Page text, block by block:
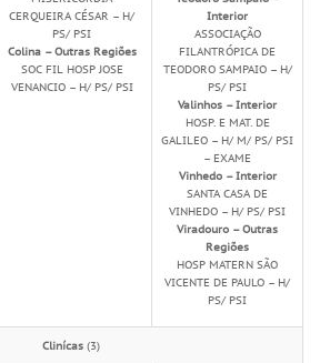
CERQUEIRA CÉSAR – H/
PS/ PSI
Colina – Outras Regiões
SOC FIL HOSP JOSE
VENANCIO – H/ PS/ PSI
Interior
ASSOCIAÇÃO
FILANTRÓPICA DE
TEODORO SAMPAIO – H/
PS/ PSI
Valinhos – Interior
HOSP. E MAT. DE
GALILEO – H/ M/ PS/ PSI
– EXAME
Vinhedo – Interior
SANTA CASA DE
VINHEDO – H/ PS/ PSI
Viradouro – Outras
Regiões
HOSP MATERN SÃO
VICENTE DE PAULO – H/
PS/ PSI
Clinícas (3)